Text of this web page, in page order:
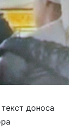
текст доноса